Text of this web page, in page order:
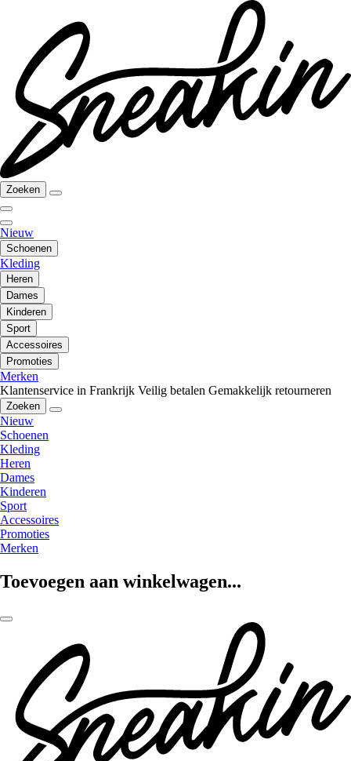
Zoeken
Nieuw
Schoenen
Kleding
Heren
Dames
Kinderen
Sport
Accessoires
Promoties
Merken
Klantenservice in Frankrijk Veilig betalen Gemakkelijk retourneren
Zoeken
Nieuw
Schoenen
Kleding
Heren
Dames
Kinderen
Sport
Accessoires
Promoties
Merken
Toevoegen aan winkelwagen...